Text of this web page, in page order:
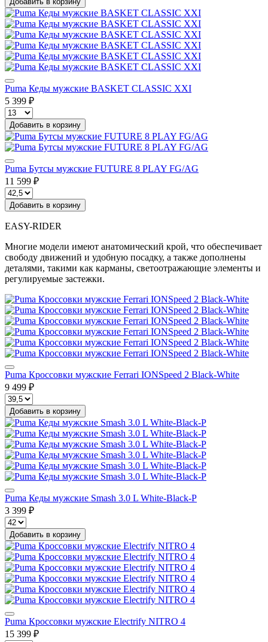
Puma Кеды мужские BASKET CLASSIC XXI
5 399 ₽
Добавить в корзину
Puma Бутсы мужские FUTURE 8 PLAY FG/AG
11 599 ₽
Добавить в корзину
EASY-RIDER
Многие модели имеют анатомический крой, что обеспечивает
свободу движений и удобную посадку, а также дополнены
деталями, такими как карманы, светоотражающие элементы и
регулируемые застежки.
Puma Кроссовки мужские Ferrari IONSpeed 2 Black-White
9 499 ₽
Добавить в корзину
Puma Кеды мужские Smash 3.0 L White-Black-P
3 399 ₽
Добавить в корзину
Puma Кроссовки мужские Electrify NITRO 4
15 399 ₽